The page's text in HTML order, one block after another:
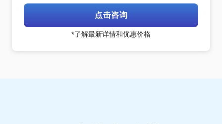
点击咨询
*了解最新详情和优惠价格